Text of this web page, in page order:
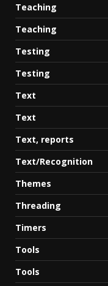
Teaching
Teaching
Testing
Testing
Text
Text
Text, reports
Text/Recognition
Themes
Threading
Timers
Tools
Tools